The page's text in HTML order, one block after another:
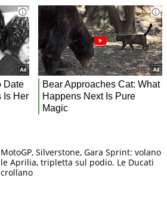
MotoGP, Silverstone, Gara Sprint: volano
le Aprilia, tripletta sul podio. Le Ducati
crollano